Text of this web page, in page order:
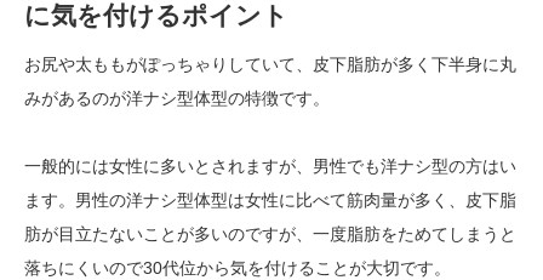
に気を付けるポイント
お尻や太ももがぽっちゃりしていて、皮下脂肪が多く下半身に丸
みがあるのが洋ナシ型体型の特徴です。
一般的には女性に多いとされますが、男性でも洋ナシ型の方はい
ます。男性の洋ナシ型体型は女性に比べて筋肉量が多く、皮下脂
肪が目立たないことが多いのですが、一度脂肪をためてしまうと
落ちにくいので30代位から気を付けることが大切です。